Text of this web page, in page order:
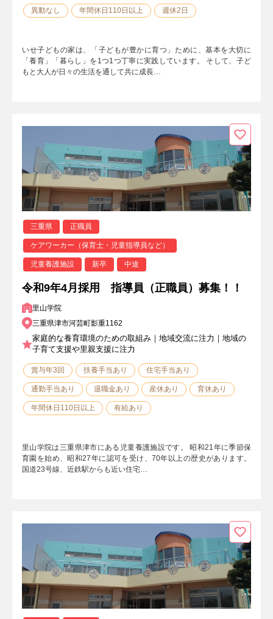
異動なし 年間休日110日以上 週休2日
いせ子どもの家は、「子どもが豊かに育つ」ために、基本を大切に
「養育」「暮らし」を1つ1つ丁寧に実践しています。 そして、子ど
もと大人が日々の生活を通して共に成長…
三重県 正職員
ケアワーカー（保育士・児童指導員など）
児童養護施設 新卒 中途
令和9年4月採用 指導員（正職員）募集！！
里山学院
三重県津市河芸町影重1162
家庭的な養育環境のための取組み｜地域交流に注力｜地域の
子育て支援や里親支援に注力
賞与年3回 扶養手当あり 住宅手当あり
通勤手当あり 退職金あり 産休あり 育休あり
年間休日110日以上 有給あり
里山学院は三重県津市にある児童養護施設です。 昭和21年に季節保
育園を始め、昭和27年に認可を受け、70年以上の歴史があります。
国道23号線、近鉄駅からも近い住宅…